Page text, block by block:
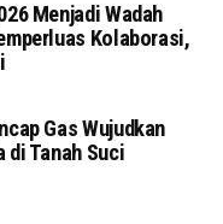
Menjadi Wadah
Kolaborasi,
Gas Wujudkan
di Tanah Suci